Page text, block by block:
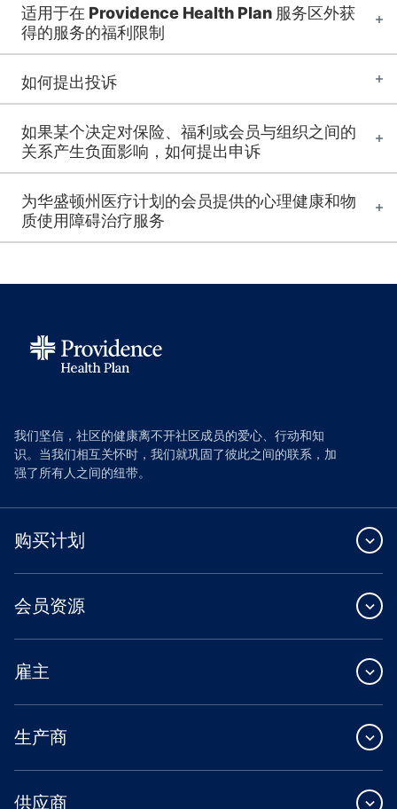
适用于在 Providence Health Plan 服务区外获
得的服务的福利限制
如何提出投诉
如果某个决定对保险、福利或会员与组织之间的
关系产生负面影响，如何提出申诉
为华盛顿州医疗计划的会员提供的心理健康和物
质使用障碍治疗服务
我们坚信，社区的健康离不开社区成员的爱心、行动和知
识。当我们相互关怀时，我们就巩固了彼此之间的联系，加
强了所有人之间的纽带。
购买计划
会员资源
雇主
生产商
供应商